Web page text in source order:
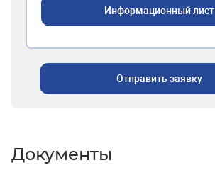
Информационный лист
Отправить заявку
Документы